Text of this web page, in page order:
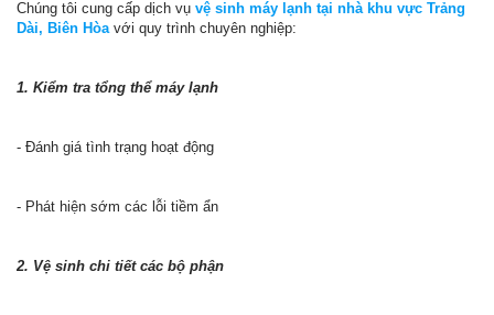
Chúng tôi cung cấp dịch vụ vệ sinh máy lạnh tại nhà khu vực Trảng
Dài, Biên Hòa với quy trình chuyên nghiệp:
1. Kiểm tra tổng thể máy lạnh
- Đánh giá tình trạng hoạt động
- Phát hiện sớm các lỗi tiềm ẩn
2. Vệ sinh chi tiết các bộ phận